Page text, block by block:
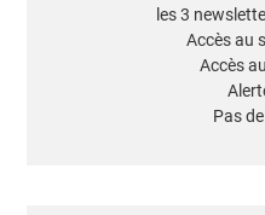
les 3
Accès au
Accès
Pas